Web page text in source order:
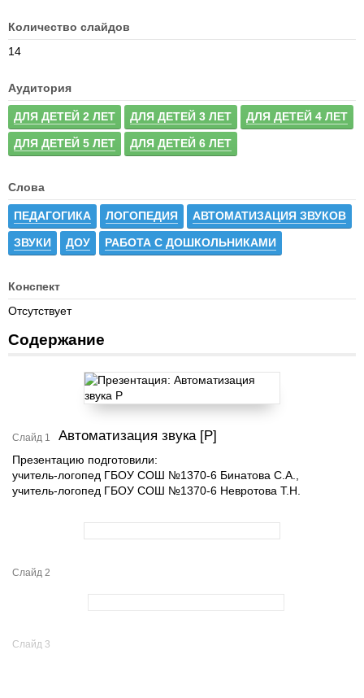
Количество слайдов
14
Аудитория
ДЛЯ ДЕТЕЙ 2 ЛЕТ ДЛЯ ДЕТЕЙ 3 ЛЕТ ДЛЯ ДЕТЕЙ 4 ЛЕТ
ДЛЯ ДЕТЕЙ 5 ЛЕТ ДЛЯ ДЕТЕЙ 6 ЛЕТ
Слова
ПЕДАГОГИКА ЛОГОПЕДИЯ АВТОМАТИЗАЦИЯ ЗВУКОВ
ЗВУКИ ДОУ РАБОТА С ДОШКОЛЬНИКАМИ
Конспект
Отсутствует
Содержание
Слайд 1 Автоматизация звука [Р]
Презентацию подготовили:
учитель-логопед ГБОУ СОШ №1370-6 Бинатова С.А.,
учитель-логопед ГБОУ СОШ №1370-6 Невротова Т.Н.
Слайд 2
Слайд 3